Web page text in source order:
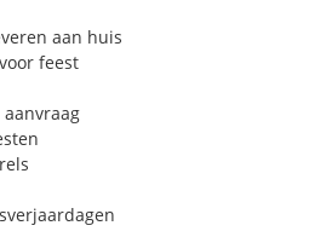
aan huis
feest